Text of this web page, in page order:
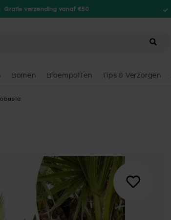
Gratis verzending vanaf €50
Bomen Bloempotten Tips & Verzorgen